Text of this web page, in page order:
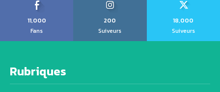
11,000
Fans
200
Suiveurs
18,000
Suiveurs
Rubriques